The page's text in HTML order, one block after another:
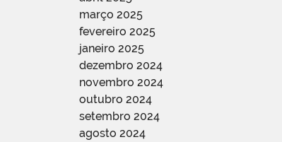
março 2025
fevereiro 2025
janeiro 2025
dezembro 2024
novembro 2024
outubro 2024
setembro 2024
agosto 2024